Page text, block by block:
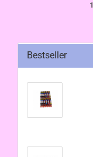
1
Bestseller